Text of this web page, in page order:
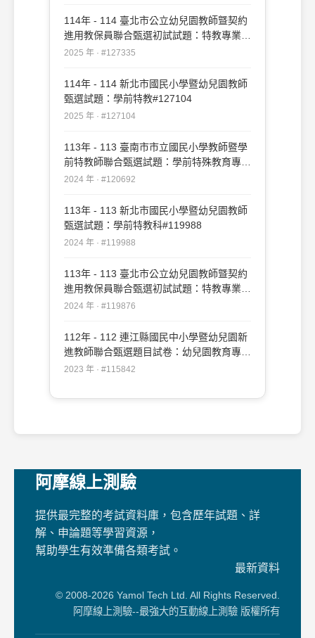
114年 - 114 臺北市公立幼兒園教師曁契約
進用教保員聯合甄選初試試題：特教專業知
能#127335
2025 年 · #127335
114年 - 114 新北市國民小學暨幼兒園教師
甄選試題：學前特教#127104
2025 年 · #127104
113年 - 113 臺南市市立國民小學教師暨學
前特教師聯合甄選試題：學前特殊教育專業
科目#120692
2024 年 · #120692
113年 - 113 新北市國民小學暨幼兒園教師
甄選試題：學前特教科#119988
2024 年 · #119988
113年 - 113 臺北市公立幼兒園教師曁契約
進用教保員聯合甄選初試試題：特教專業知
能#119876
2024 年 · #119876
112年 - 112 連江縣國民中小學暨幼兒園新
進教師聯合甄選題目試卷：幼兒園教育專業
知能(加重學前特殊教育比重)#115842
2023 年 · #115842
阿摩線上測驗
提供最完整的考試資料庫，包含歷年試題、詳
解、申論題等學習資源，
幫助學生有效準備各類考試。
最新資料
© 2008-2026 Yamol Tech Ltd. All Rights Reserved.
阿摩線上測驗--最強大的互動線上測驗 版權所有